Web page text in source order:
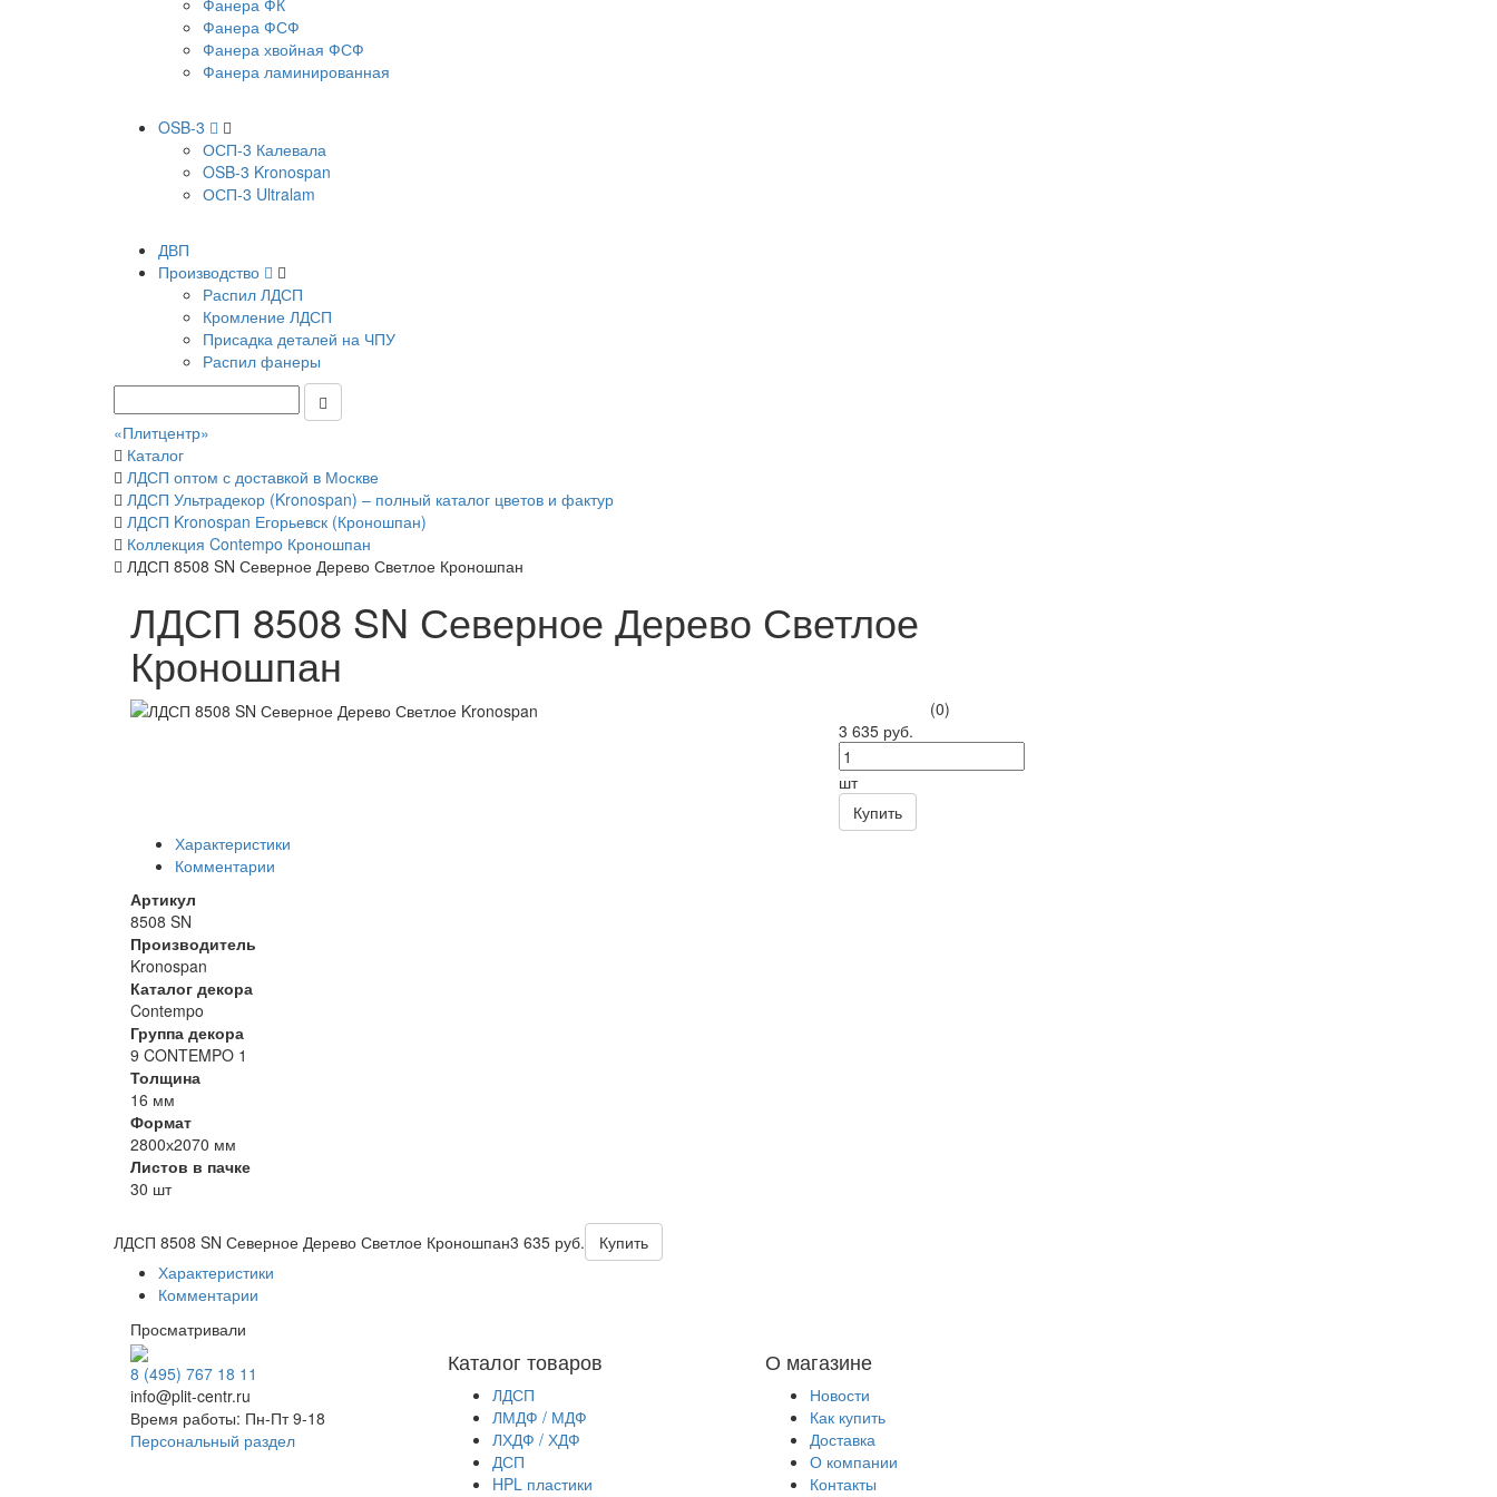
Фанера ФК
Фанера ФСФ
Фанера хвойная ФСФ
Фанера ламинированная
OSB-3
ОСП-3 Калевала
OSB-3 Kronospan
ОСП-3 Ultralam
ДВП
Производство
Распил ЛДСП
Кромление ЛДСП
Присадка деталей на ЧПУ
Распил фанеры
«Плитцентр»
Каталог
ЛДСП оптом с доставкой в Москве
ЛДСП Ультрадекор (Kronospan) – полный каталог цветов и фактур
ЛДСП Kronospan Егорьевск (Кроношпан)
Коллекция Contempo Кроношпан
ЛДСП 8508 SN Северное Дерево Светлое Кроношпан
ЛДСП 8508 SN Северное Дерево Светлое
Кроношпан
(0)
3 635 руб.
шт
Купить
Характеристики
Комментарии
Артикул
8508 SN
Производитель
Kronospan
Каталог декора
Contempo
Группа декора
9 CONTEMPO 1
Толщина
16 мм
Формат
2800х2070 мм
Листов в пачке
30 шт
ЛДСП 8508 SN Северное Дерево Светлое Кроношпан3 635 руб.
Купить
Характеристики
Комментарии
Просматривали
О магазине
Новости
Как купить
Доставка
О компании
Контакты
Каталог товаров
ЛДСП
ЛМДФ / МДФ
ЛХДФ / ХДФ
ДСП
HPL пластики
8 (495) 767 18 11
info@plit-centr.ru
Время работы: Пн-Пт 9-18
Персональный раздел